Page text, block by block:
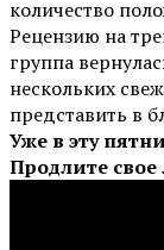
количество
Рецензию на
группа
нескольких
представить в
Уже в эту
Продлите свое